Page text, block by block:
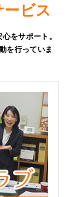
ビス
をサポート。
を行っていま